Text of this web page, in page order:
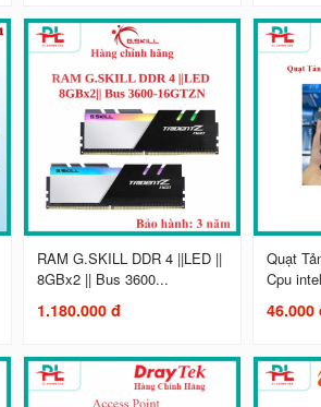
RAM G.SKILL DDR 4 ||LED ||
8GBx2 || Bus 3600...
1.180.000 đ
Quạt
Cpu
46.000